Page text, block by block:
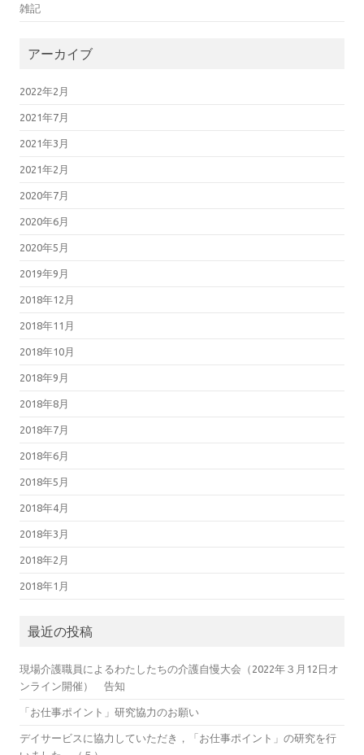
雑記
アーカイブ
2022年2月
2021年7月
2021年3月
2021年2月
2020年7月
2020年6月
2020年5月
2019年9月
2018年12月
2018年11月
2018年10月
2018年9月
2018年8月
2018年7月
2018年6月
2018年5月
2018年4月
2018年3月
2018年2月
2018年1月
最近の投稿
現場介護職員によるわたしたちの介護自慢大会（2022年３月12日オ
ンライン開催） 告知
「お仕事ポイント」研究協力のお願い
デイサービスに協力していただき，「お仕事ポイント」の研究を行